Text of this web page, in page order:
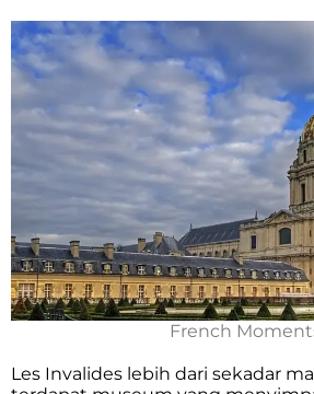
French
Les Invalides lebih dari sekadar